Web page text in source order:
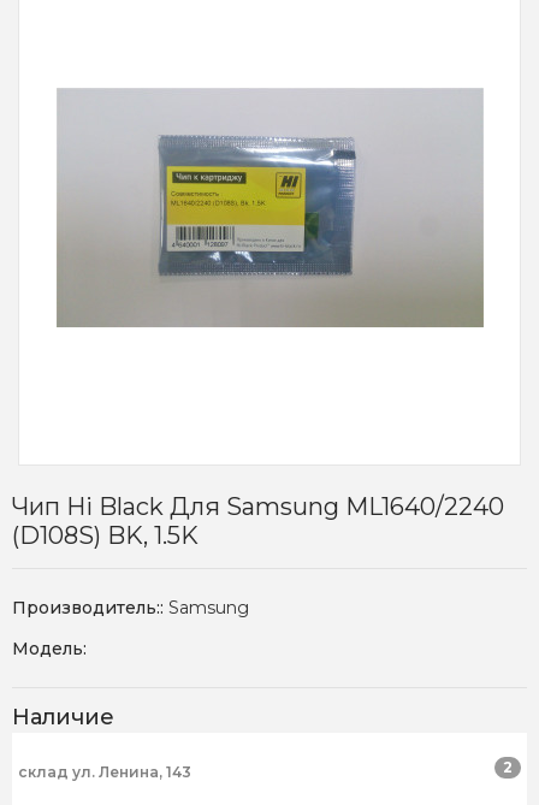
Чип Hi Black Для Samsung ML1640/2240
(D108S) BK, 1.5K
Производитель:: Samsung
Модель:
Наличие
склад ул. Ленина, 143 2